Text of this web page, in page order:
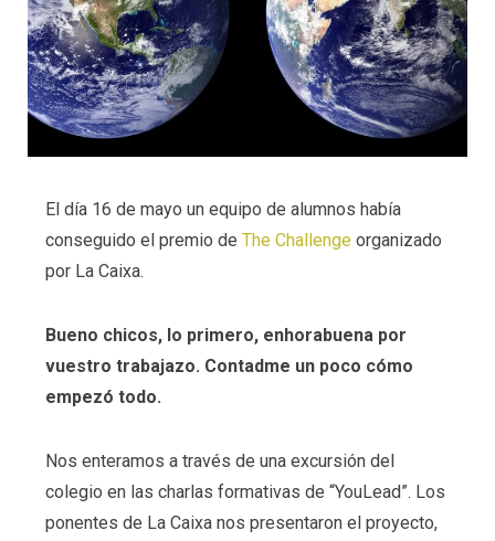
El día 16 de mayo un equipo de alumnos había
conseguido el premio de The Challengeorganizado
por La Caixa.
Bueno chicos, lo primero, enhorabuena por
vuestro trabajazo. Contadme un poco cómo
empezó todo.
Nos enteramos a través de una excursión del
colegio en las charlas formativas de “YouLead”. Los
ponentes de La Caixa nos presentaron el proyecto,